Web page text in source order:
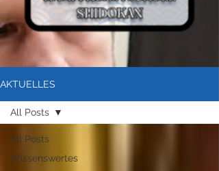
AKTUELLES
All Posts
Wissenswertes
All Posts